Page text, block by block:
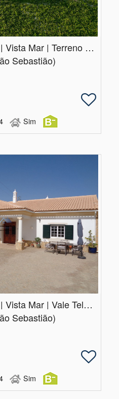
Moradia T5 | Piscina | Vista Mar | Terreno Grande | Vale Telheiro | Loulé
Sebastião)
Sim
Moradia T4 | Piscina | Vista Mar | Vale Telheiro | Loulé
Sebastião)
Sim